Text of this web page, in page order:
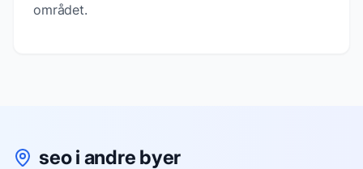
området.
seo i andre byer